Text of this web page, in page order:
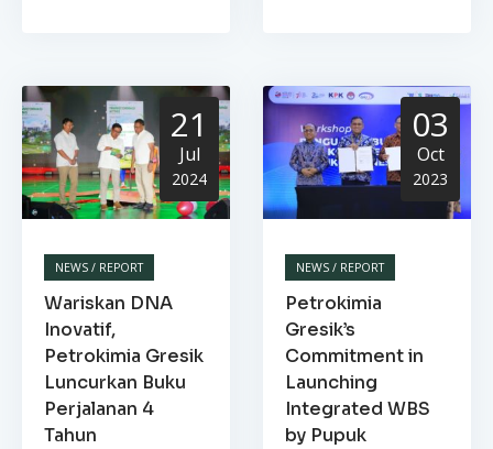
21
Jul
2024
NEWS / REPORT
Wariskan DNA
Inovatif,
Petrokimia Gresik
Luncurkan Buku
Perjalanan 4
Tahun
03
Oct
2023
NEWS / REPORT
Petrokimia
Gresik’s
Commitment in
Launching
Integrated WBS
by Pupuk